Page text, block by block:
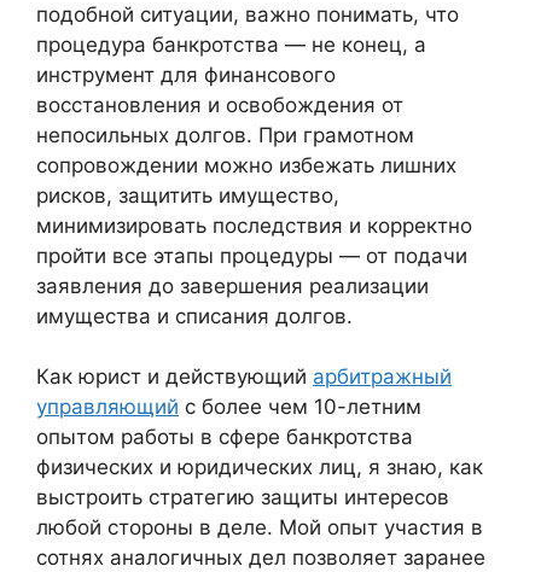
подобной ситуации, важно понимать, что
процедура банкротства — не конец, а
инструмент для финансового
восстановления и освобождения от
непосильных долгов. При грамотном
сопровождении можно избежать лишних
рисков, защитить имущество,
минимизировать последствия и корректно
пройти все этапы процедуры — от подачи
заявления до завершения реализации
имущества и списания долгов.
Как юрист и действующий арбитражный
управляющий с более чем 10-летним
опытом работы в сфере банкротства
физических и юридических лиц, я знаю, как
выстроить стратегию защиты интересов
любой стороны в деле. Мой опыт участия в
сотнях аналогичных дел позволяет заранее